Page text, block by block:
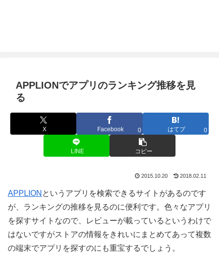
APPLIONでアプリのランキング推移を見
る
X Facebook 0 はてブ 0
LINE コピー
2015.10.20 2018.02.11
APPLION というアプリを検索できるサイトがあるのです
が、ランキングの推移を見るのに便利です。色々なアプリ
を探すサイトなので、レビューが載っているというわけで
はないですがストアの情報をきれいにまとめてあって複数
の端末でアプリを探すのにも重宝するでしょう。